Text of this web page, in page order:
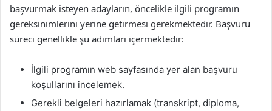
başvurmak isteyen adayların, öncelikle ilgili programın
gereksinimlerini yerine getirmesi gerekmektedir. Başvuru
süreci genellikle şu adımları içermektedir:
İlgili programın web sayfasında yer alan başvuru
koşullarını incelemek.
Gerekli belgeleri hazırlamak (transkript, diploma,